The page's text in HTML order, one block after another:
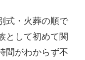
式・火葬の順で
として初めて関
間がわからず不